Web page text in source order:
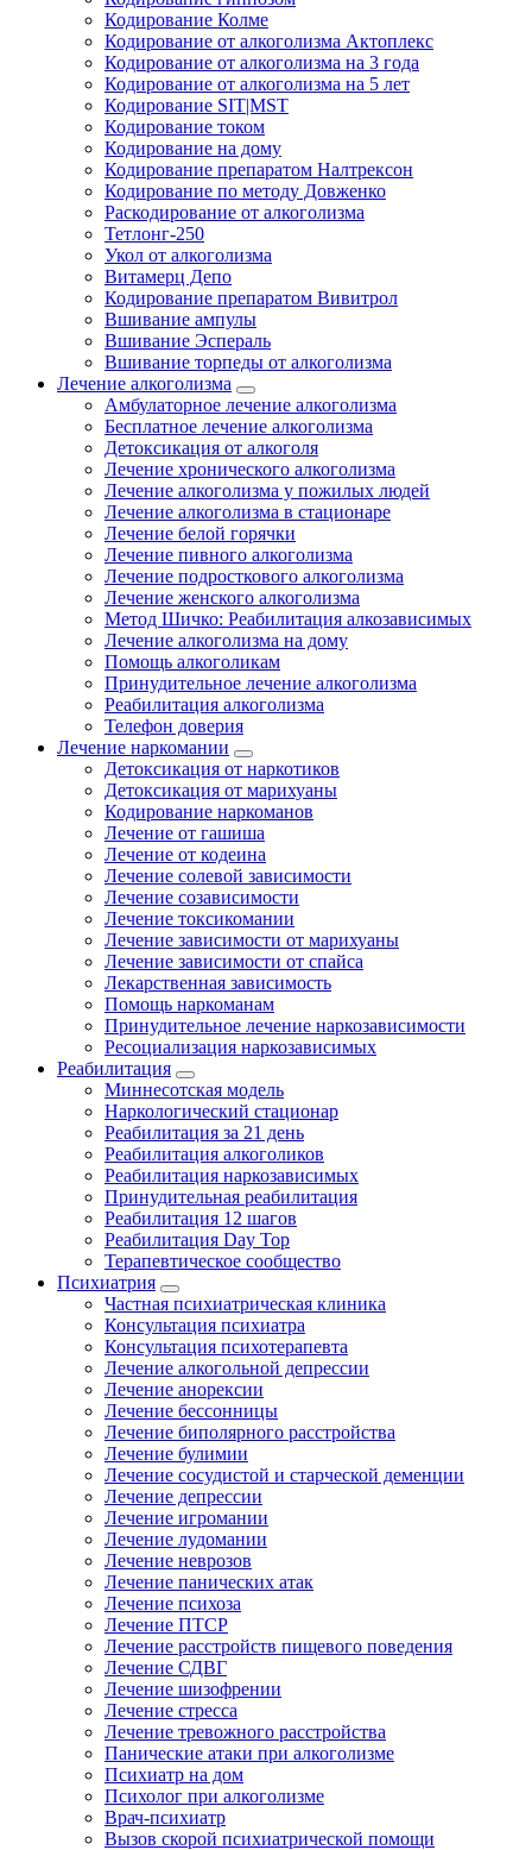
Кодирование Колме
Кодирование от алкоголизма Актоплекс
Кодирование от алкоголизма на 3 года
Кодирование от алкоголизма на 5 лет
Кодирование SIT|MST
Кодирование током
Кодирование на дому
Кодирование препаратом Налтрексон
Кодирование по методу Довженко
Раскодирование от алкоголизма
Тетлонг-250
Укол от алкоголизма
Витамерц Депо
Кодирование препаратом Вивитрол
Вшивание ампулы
Вшивание Эспераль
Вшивание торпеды от алкоголизма
Лечение алкоголизма
Амбулаторное лечение алкоголизма
Бесплатное лечение алкоголизма
Детоксикация от алкоголя
Лечение хронического алкоголизма
Лечение алкоголизма у пожилых людей
Лечение алкоголизма в стационаре
Лечение белой горячки
Лечение пивного алкоголизма
Лечение подросткового алкоголизма
Лечение женского алкоголизма
Метод Шичко: Реабилитация алкозависимых
Лечение алкоголизма на дому
Помощь алкоголикам
Принудительное лечение алкоголизма
Реабилитация алкоголизма
Телефон доверия
Лечение наркомании
Детоксикация от наркотиков
Детоксикация от марихуаны
Кодирование наркоманов
Лечение от гашиша
Лечение от кодеина
Лечение солевой зависимости
Лечение созависимости
Лечение токсикомании
Лечение зависимости от марихуаны
Лечение зависимости от спайса
Лекарственная зависимость
Помощь наркоманам
Принудительное лечение наркозависимости
Ресоциализация наркозависимых
Реабилитация
Миннесотская модель
Наркологический стационар
Реабилитация за 21 день
Реабилитация алкоголиков
Реабилитация наркозависимых
Принудительная реабилитация
Реабилитация 12 шагов
Реабилитация Day Top
Терапевтическое сообщество
Психиатрия
Частная психиатрическая клиника
Консультация психиатра
Консультация психотерапевта
Лечение алкогольной депрессии
Лечение анорексии
Лечение бессонницы
Лечение биполярного расстройства
Лечение булимии
Лечение сосудистой и старческой деменции
Лечение депрессии
Лечение игромании
Лечение лудомании
Лечение неврозов
Лечение панических атак
Лечение психоза
Лечение ПТСР
Лечение расстройств пищевого поведения
Лечение СДВГ
Лечение шизофрении
Лечение стресса
Лечение тревожного расстройства
Панические атаки при алкоголизме
Психиатр на дом
Психолог при алкоголизме
Врач-психиатр
Вызов скорой психиатрической помощи